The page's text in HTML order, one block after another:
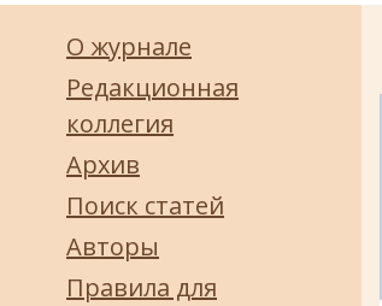
О журнале
Редакционная
коллегия
Архив
Поиск статей
Авторы
Правила для